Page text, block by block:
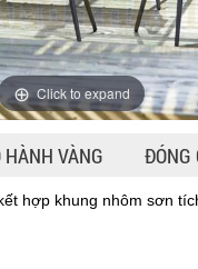
Click to expand
HÀNH VÀNG ĐÓNG
hợp khung nhôm sơn